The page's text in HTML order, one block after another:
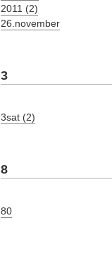
2011 (2)
26.november
3
3sat (2)
8
80